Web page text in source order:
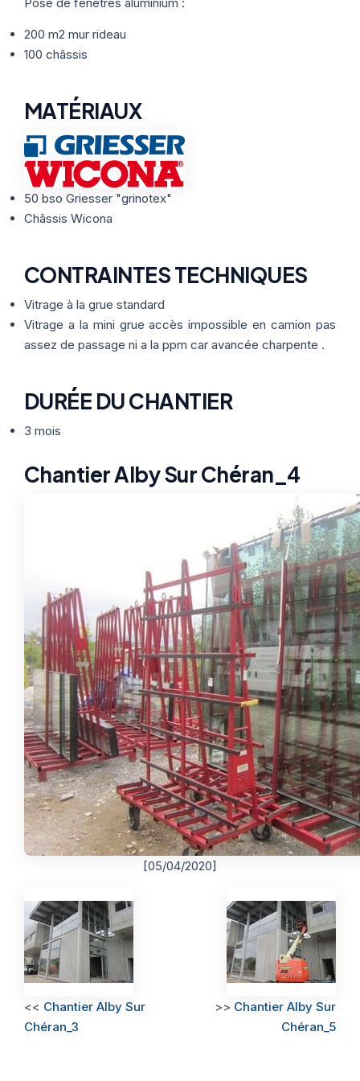
Nos Formules ACTUALITÉS
ETRE RAPPELÉ
200 m2 mur rideau
100 châssis
MATÉRIAUX
50 bso Griesser "grinotex"
Châssis Wicona
CONTRAINTES TECHNIQUES
Vitrage à la grue standard
Vitrage a la mini grue accès impossible en camion pas
assez de passage ni a la ppm car avancée charpente .
DURÉE DU CHANTIER
3 mois
Chantier Alby Sur Chéran_4
[05/04/2020]
<< Chantier Alby Sur
Chéran_3
>> Chantier Alby Sur
Chéran_5